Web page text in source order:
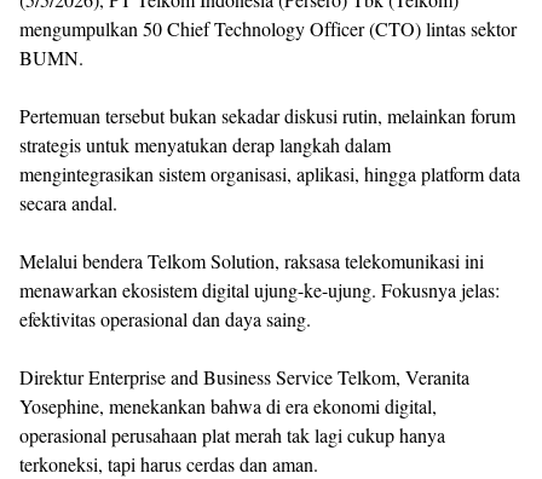
mengumpulkan 50 Chief Technology Officer (CTO) lintas sektor
BUMN.
Pertemuan tersebut bukan sekadar diskusi rutin, melainkan forum
strategis untuk menyatukan derap langkah dalam
mengintegrasikan sistem organisasi, aplikasi, hingga platform data
secara andal.
Melalui bendera Telkom Solution, raksasa telekomunikasi ini
menawarkan ekosistem digital ujung-ke-ujung. Fokusnya jelas:
efektivitas operasional dan daya saing.
Direktur Enterprise and Business Service Telkom, Veranita
Yosephine, menekankan bahwa di era ekonomi digital,
operasional perusahaan plat merah tak lagi cukup hanya
terkoneksi, tapi harus cerdas dan aman.